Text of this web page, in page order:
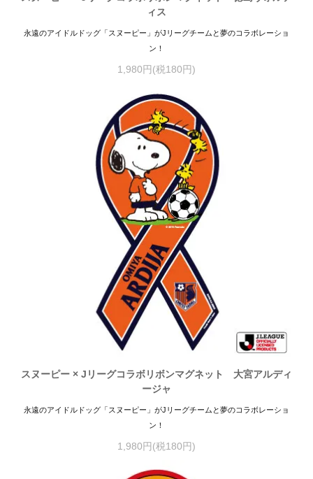
ィス
永遠のアイドルドッグ「スヌーピー」がJリーグチームと夢のコラボレーショ
ン！
1,980円(税180円)
スヌーピー × Jリーグコラボリボンマグネット 大宮アルディ
ージャ
永遠のアイドルドッグ「スヌーピー」がJリーグチームと夢のコラボレーショ
ン！
1,980円(税180円)